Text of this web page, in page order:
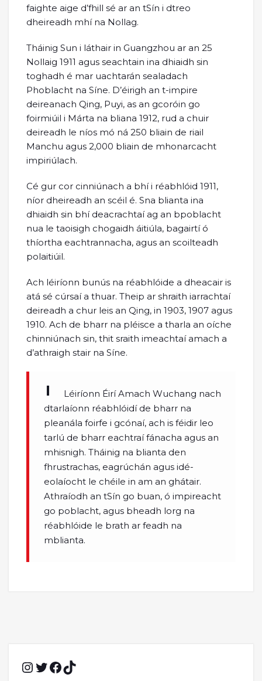
faighte aige d’fhill sé ar an tSín i dtreo
dheireadh mhí na Nollag.
Tháinig Sun i láthair in Guangzhou ar an 25
Nollaig 1911 agus seachtain ina dhiaidh sin
toghadh é mar uachtarán sealadach
Phoblacht na Síne. D’éirigh an t-impire
deireanach Qing, Puyi, as an gcoróin go
foirmiúil i Márta na bliana 1912, rud a chuir
deireadh le níos mó ná 250 bliain de riail
Manchu agus 2,000 bliain de mhonarcacht
impiriúlach.
Cé gur cor cinniúnach a bhí i réabhlóid 1911,
níor dheireadh an scéil é. Sna blianta ina
dhiaidh sin bhí deacrachtaí ag an bpoblacht
nua le taoisigh chogaidh áitiúla, bagairtí ó
thíortha eachtrannacha, agus an scoilteadh
polaitiúil.
Ach léiríonn bunús na réabhlóide a dheacair is
atá sé cúrsaí a thuar. Theip ar shraith iarrachtaí
deireadh a chur leis an Qing, in 1903, 1907 agus
1910. Ach de bharr na pléisce a tharla an oíche
chinniúnach sin, thit sraith imeachtaí amach a
d’athraigh stair na Síne.
Léiríonn Éirí Amach Wuchang nach
dtarlaíonn réabhlóidí de bharr na
pleanála foirfe i gcónaí, ach is féidir leo
tarlú de bharr eachtraí fánacha agus an
mhisnigh. Tháinig na blianta den
fhrustrachas, eagrúchán agus idé-
eolaíocht le chéile in am an ghátair.
Athraíodh an tSín go buan, ó impireacht
go poblacht, agus bheadh lorg na
réabhlóide le brath ar feadh na
mblianta.
Instagram
TwitterFacebook